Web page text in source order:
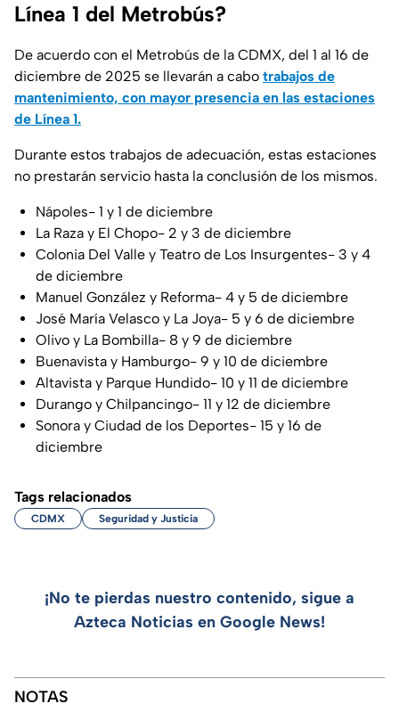
Línea 1 del Metrobús?
De acuerdo con el Metrobús de la CDMX, del 1 al 16 de
diciembre de 2025 se llevarán a cabo trabajos de
mantenimiento, con mayor presencia en las estaciones
de Línea 1.
Durante estos trabajos de adecuación, estas estaciones
no prestarán servicio hasta la conclusión de los mismos.
Nápoles- 1 y 1 de diciembre
La Raza y El Chopo- 2 y 3 de diciembre
Colonia Del Valle y Teatro de Los Insurgentes- 3 y 4
de diciembre
Manuel González y Reforma- 4 y 5 de diciembre
José María Velasco y La Joya- 5 y 6 de diciembre
Olivo y La Bombilla- 8 y 9 de diciembre
Buenavista y Hamburgo- 9 y 10 de diciembre
Altavista y Parque Hundido- 10 y 11 de diciembre
Durango y Chilpancingo- 11 y 12 de diciembre
Sonora y Ciudad de los Deportes- 15 y 16 de
diciembre
Tags relacionados
CDMX Seguridad y Justicia
¡No te pierdas nuestro contenido, sigue a
Azteca Noticias en Google News!
NOTAS